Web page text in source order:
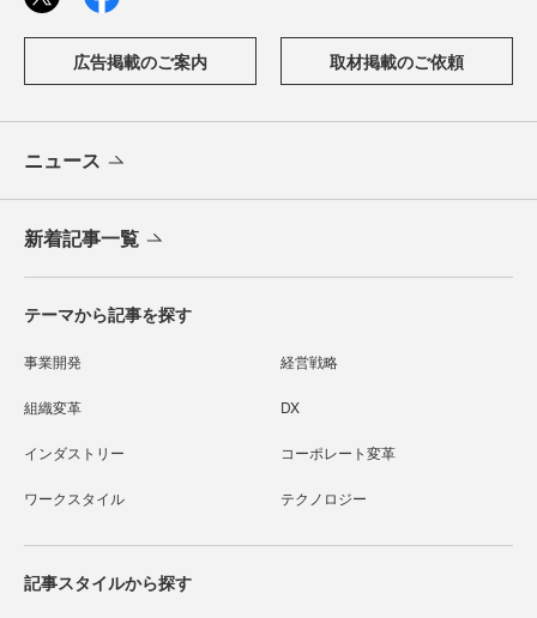
広告掲載のご案内 取材掲載のご依頼
ニュース
新着記事一覧
テーマから記事を探す
事業開発 経営戦略
組織変革 DX
インダストリー コーポレート変革
ワークスタイル テクノロジー
記事スタイルから探す